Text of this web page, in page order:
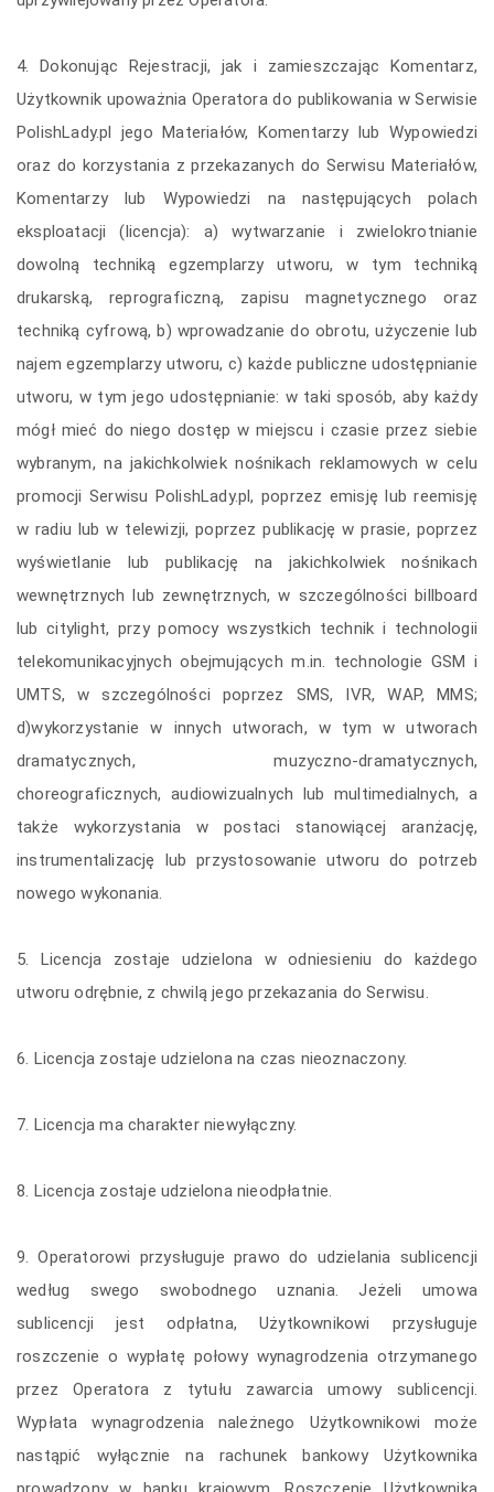
4. Dokonując Rejestracji, jak i zamieszczając Komentarz,
Użytkownik upoważnia Operatora do publikowania w Serwisie
PolishLady.pl jego Materiałów, Komentarzy lub Wypowiedzi
oraz do korzystania z przekazanych do Serwisu Materiałów,
Komentarzy lub Wypowiedzi na następujących polach
eksploatacji (licencja): a) wytwarzanie i zwielokrotnianie
dowolną techniką egzemplarzy utworu, w tym techniką
drukarską, reprograficzną, zapisu magnetycznego oraz
techniką cyfrową, b) wprowadzanie do obrotu, użyczenie lub
najem egzemplarzy utworu, c) każde publiczne udostępnianie
utworu, w tym jego udostępnianie: w taki sposób, aby każdy
mógł mieć do niego dostęp w miejscu i czasie przez siebie
wybranym, na jakichkolwiek nośnikach reklamowych w celu
promocji Serwisu PolishLady.pl, poprzez emisję lub reemisję
w radiu lub w telewizji, poprzez publikację w prasie, poprzez
wyświetlanie lub publikację na jakichkolwiek nośnikach
wewnętrznych lub zewnętrznych, w szczególności billboard
lub citylight, przy pomocy wszystkich technik i technologii
telekomunikacyjnych obejmujących m.in. technologie GSM i
UMTS, w szczególności poprzez SMS, IVR, WAP, MMS;
d)wykorzystanie w innych utworach, w tym w utworach
dramatycznych, muzyczno-dramatycznych,
choreograficznych, audiowizualnych lub multimedialnych, a
także wykorzystania w postaci stanowiącej aranżację,
instrumentalizację lub przystosowanie utworu do potrzeb
nowego wykonania.
5. Licencja zostaje udzielona w odniesieniu do każdego
utworu odrębnie, z chwilą jego przekazania do Serwisu.
6. Licencja zostaje udzielona na czas nieoznaczony.
7. Licencja ma charakter niewyłączny.
8. Licencja zostaje udzielona nieodpłatnie.
9. Operatorowi przysługuje prawo do udzielania sublicencji
według swego swobodnego uznania. Jeżeli umowa
sublicencji jest odpłatna, Użytkownikowi przysługuje
roszczenie o wypłatę połowy wynagrodzenia otrzymanego
przez Operatora z tytułu zawarcia umowy sublicencji.
Wypłata wynagrodzenia należnego Użytkownikowi może
nastąpić wyłącznie na rachunek bankowy Użytkownika